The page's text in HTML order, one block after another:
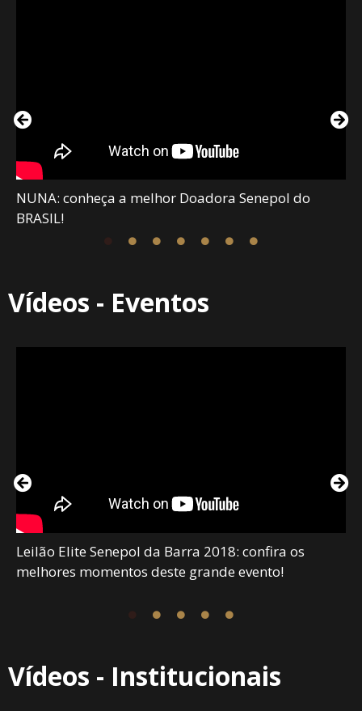
NUNA: conheça a melhor Doadora Senepol do
BRASIL!
Vídeos - Eventos
Leilão Elite Senepol da Barra 2018: confira os
melhores momentos deste grande evento!
Vídeos - Institucionais